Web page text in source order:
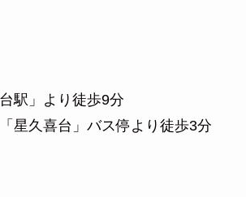
駅」より徒歩9分
星久喜台」バス停より徒歩3分